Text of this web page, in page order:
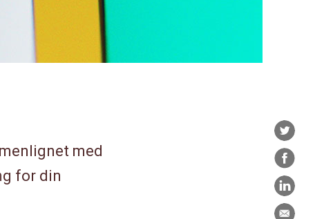
Twitter
Facebook
LinkedIn
E-
med
for din